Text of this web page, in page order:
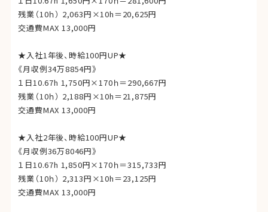
残業（10ｈ） 2,063円×10h＝20,625円
交通費MAX 13,000円
★入社1年後、時給100円UP★
《月収例34万8854円》
１日10.67h 1,750円×170ｈ＝290,667円
残業（10ｈ） 2,188円×10h＝21,875円
交通費MAX 13,000円
★入社2年後、時給100円UP★
《月収例36万8046円》
１日10.67h 1,850円×170ｈ＝315,733円
残業（10ｈ） 2,313円×10h＝23,125円
交通費MAX 13,000円